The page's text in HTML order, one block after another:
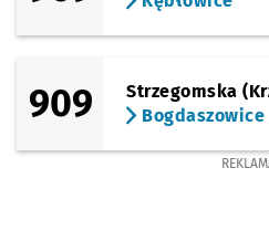
909
Strzegomska
Bogdaszowice